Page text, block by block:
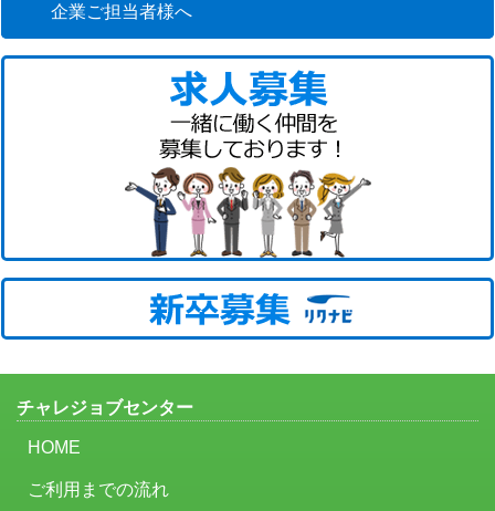
企業ご担当者様へ
チャレジョブセンター
HOME
ご利用までの流れ